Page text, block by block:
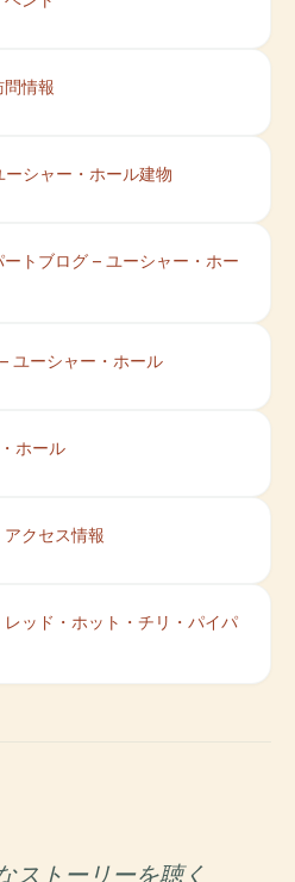
問情報
シャー・ホール建物
トブログ – ユーシャー・ホー
ユーシャー・ホール
ホール
クセス情報
ッド・ホット・チリ・パイパ
ストーリーを聴く